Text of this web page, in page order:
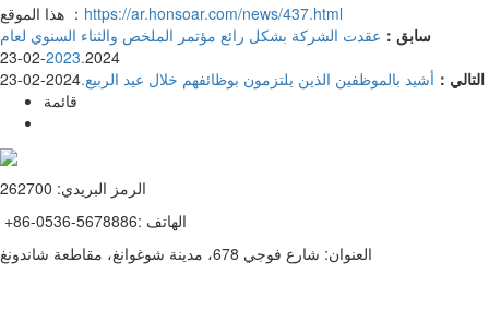
هذا الموقع ： https://ar.honsoar.com/news/437.html
سابق： عقدت الشركة بشكل رائع مؤتمر الملخص والثناء السنوي لعام
2023.2024-02-23
التالي： أشيد بالموظفين الذين يلتزمون بوظائفهم خلال عيد الربيع.2024-02-23
قائمة
الرمز البريدي: 262700
+86-0536-5678886: الهاتف
العنوان: شارع فوجي 678، مدينة شوغوانغ، مقاطعة شاندونغ